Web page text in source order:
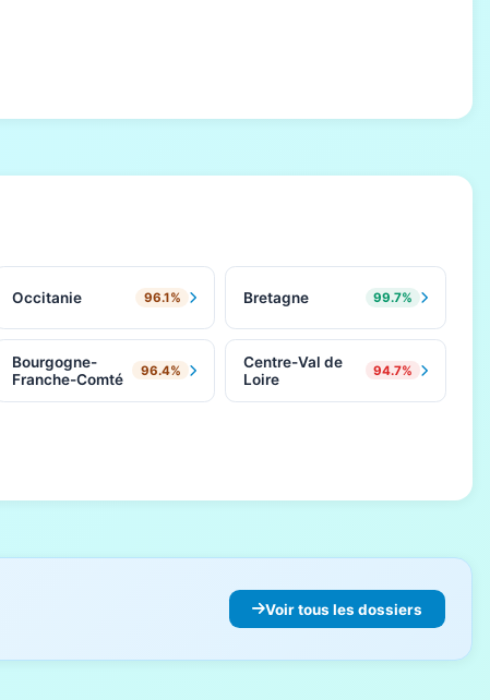
Occitanie 96.1% Bretagne 99.7%
Bourgogne-
Franche-Comté
96.4%
Centre-Val de
Loire
94.7%
Voir tous les dossiers